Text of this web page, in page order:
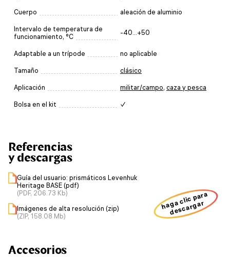
Cuerpo aleación de aluminio
Intervalo de temperatura de
funcionamiento, °C
-40...+50
Adaptable a un trípode no aplicable
Tamaño clásico
Aplicación militar/campo, caza y pesca
Bolsa en el kit ✓
Referencias
y descargas
Guía del usuario: prismáticos Levenhuk
Heritage BASE (pdf)
(PDF, 206.73 Kb)
Imágenes de alta resolución (zip)
(ZIP, 158.08 Mb)
haga clic para
descargar
Accesorios